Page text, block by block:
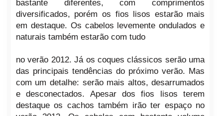
bastante diferentes, com comprimentos
diversificados, porém os fios lisos estarão mais
em destaque. Os cabelos levemente ondulados e
naturais também estarão com tudo
no verão 2012. Já os coques clássicos serão uma
das principais tendências do próximo verão. Mas
com um detalhe: serão mais altos, desarrumados
e desconectados. Apesar dos fios lisos terem
destaque os cachos também irão ter espaço no